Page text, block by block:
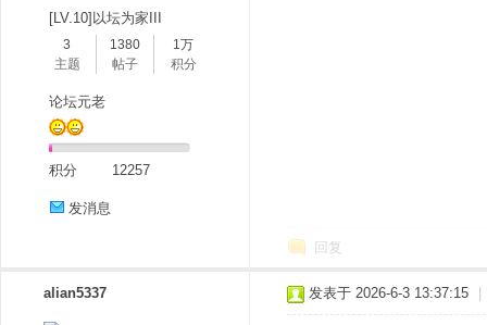
[LV.10]以坛为家III
3
主题
1380
帖子
1万
积分
论坛元老
积分 12257
发消息
回复
alian5337 发表于 2026-6-3 13:37:15